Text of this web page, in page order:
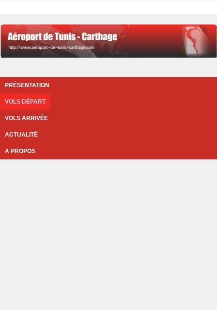
PRÉSENTATION
VOLS DÉPART
VOLS ARRIVÉE
ACTUALITÉ
A PROPOS